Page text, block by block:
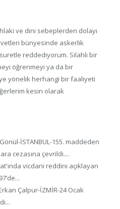
ve dini sebeplerden dolayı
bünyesinde askerlik
reddediyorum. Silahlı bir
öğrenmeyi ya da bir
yönelik herhangi bir faaliyeti
kesin olarak
İSTANBUL-155. maddeden
cezasına çevrildi....
vicdani reddini açıklayan
Çalpur-İZMİR-24 Ocak